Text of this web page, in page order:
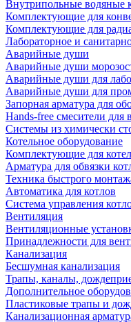
Внутрипольные водяные
Комплектующие для
Комплектующие для
Лабораторное и
Аварийные души
Аварийные души
Аварийные души для
Аварийные души для
Запорная арматура для
Hands-free смесители для
Системы из химически
Котельное оборудование
Комплектующие для
Арматура для обвязки
Техника быстрого
Автоматика для котлов
Система управления
Вентиляция
Вентиляционные
Принадлежности для
Канализация
Бесшумная канализация
Трапы, каналы,
Дополнительное
Пластиковые трапы и
Канализационная